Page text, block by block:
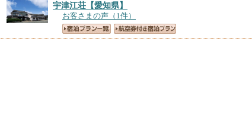
宇津江荘 【愛知県】
お客さまの声（1件）